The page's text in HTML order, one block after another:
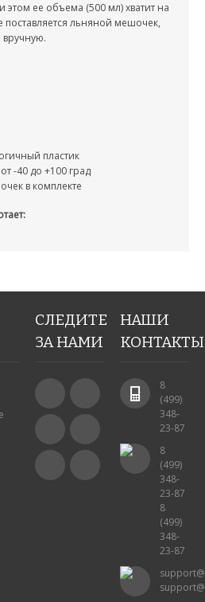
ее объема (500 мл) хватит на
поставляется льняной мешочек,
пластик
-40 до +100 град
в комплекте
СЛЕДИТЕ
ЗА НАМИ
НАШИ
КОНТАКТЫ
8
(499)
348-
23-87
8
(499)
348-
23-87
8
(499)
348-
23-87